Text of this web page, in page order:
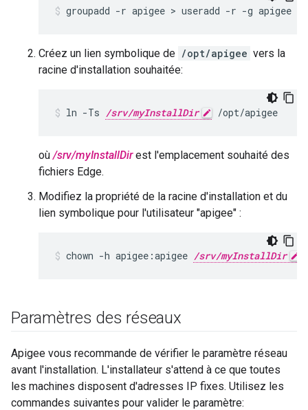
groupadd -r apigee > useradd -r -g apigee
Créez un lien symbolique de /opt/apigee vers la
racine d'installation souhaitée:
ln -Ts /srv/myInstallDir /opt/apigee
où/srv/myInstallDirest l'emplacement souhaité des
fichiers Edge.
Modifiez la propriété de la racine d'installation et du
lien symbolique pour l'utilisateur "apigee" :
chown -h apigee:apigee /srv/myInstallDir
Paramètres des réseaux
Apigee vous recommande de vérifier le paramètre réseau
avant l'installation. L'installateur s'attend à ce que toutes
les machines disposent d'adresses IP fixes. Utilisez les
commandes suivantes pour valider le paramètre: